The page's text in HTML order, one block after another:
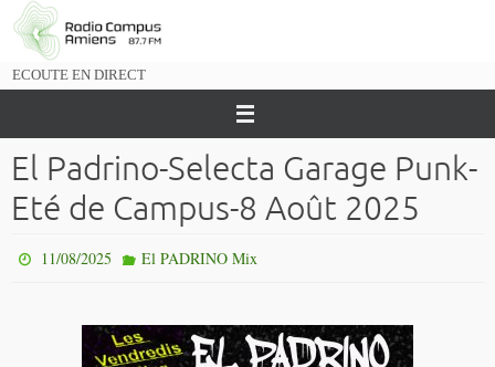
Passer
vers
ECOUTE EN DIRECT
El Padrino-Selecta Garage Punk-
Eté de Campus-8 Août 2025
11/08/2025 El PADRINO Mix